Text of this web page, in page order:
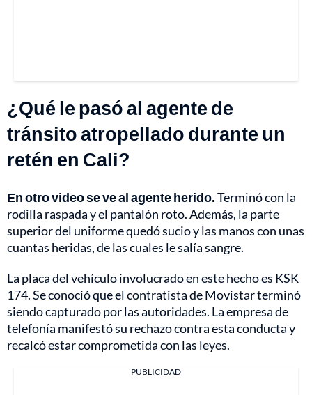
¿Qué le pasó al agente de
tránsito atropellado durante un
retén en Cali?
En otro video se ve al agente herido.Terminó con la
rodilla raspada y el pantalón roto. Además, la parte
superior del uniforme quedó sucio y las manos con unas
cuantas heridas, de las cuales le salía sangre.
La placa del vehículo involucrado en este hecho es KSK
174. Se conoció que el contratista de Movistar terminó
siendo capturado por las autoridades. La empresa de
telefonía manifestó su rechazo contra esta conducta y
recalcó estar comprometida con las leyes.
PUBLICIDAD